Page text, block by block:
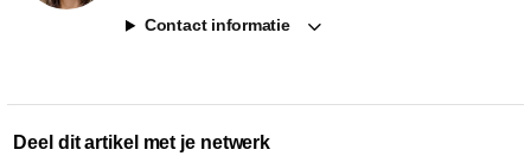
Contact informatie
Deel dit artikel met je netwerk